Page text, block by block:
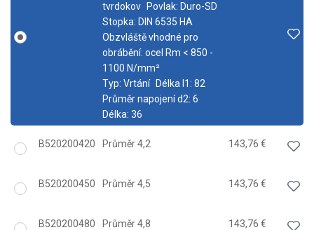
tvrdokov
Povlak: Duro-SD
Stopka: DIN 6535 HA
Obzvláště vhodné pro
obrábění: ocel Rm < 850 -
1100 N/mm²
Typ: Vrtání Délka l1: 82
Průměr napojení d2: 6
Délka: 36
B520200420 Průměr 4,2 143,76 €
B520200450 Průměr 4,5 143,76 €
B520200480 Průměr 4,8 143,76 €